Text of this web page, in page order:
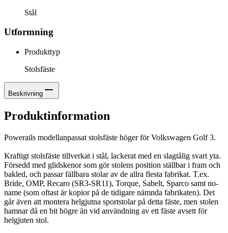
Stål
Utformning
Produkttyp
Stolsfäste
Beskrivning
Produktinformation
Powerails modellanpassat stolsfäste höger för Volkswagen Golf 3.
Kraftigt stolsfäste tillverkat i stål, lackerat med en slagtålig svart yta.
Försedd med glidskenor som gör stolens position ställbar i fram och
bakled, och passar fällbara stolar av de allra flesta fabrikat. T.ex.
Bride, OMP, Recaro (SR3-SR11), Torque, Sabelt, Sparco samt no-
name (som oftast är kopior på de tidigare nämnda fabrikaten). Det
går även att montera helgjutna sportstolar på detta fäste, men stolen
hamnar då en bit högre än vid användning av ett fäste avsett för
helgjuten stol.